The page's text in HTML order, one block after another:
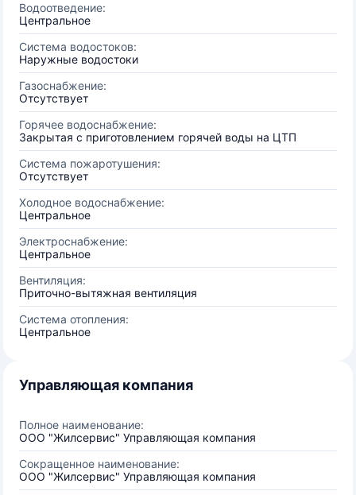
Водоотведение:
Центральное
Система водостоков:
Наружные водостоки
Газоснабжение:
Отсутствует
Горячее водоснабжение:
Закрытая с приготовлением горячей воды на ЦТП
Система пожаротушения:
Отсутствует
Холодное водоснабжение:
Центральное
Электроснабжение:
Центральное
Вентиляция:
Приточно-вытяжная вентиляция
Система отопления:
Центральное
Управляющая компания
Полное наименование:
ООО "Жилсервис" Управляющая компания
Сокращенное наименование:
ООО "Жилсервис" Управляющая компания